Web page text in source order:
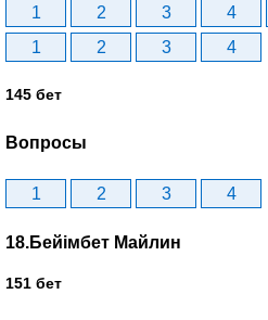
1 2 3 4
1
2 3 4
145 бет
Вопросы
1 2 3 4
18.Бейімбет Майлин
151 бет